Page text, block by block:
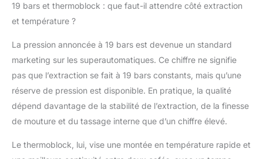
19 bars et thermoblock : que faut-il attendre côté extraction
et température ?
La pression annoncée à 19 bars est devenue un standard
marketing sur les superautomatiques. Ce chiffre ne signifie
pas que l’extraction se fait à 19 bars constants, mais qu’une
réserve de pression est disponible. En pratique, la qualité
dépend davantage de la stabilité de l’extraction, de la finesse
de mouture et du tassage interne que d’un chiffre élevé.
Le thermoblock, lui, vise une montée en température rapide et